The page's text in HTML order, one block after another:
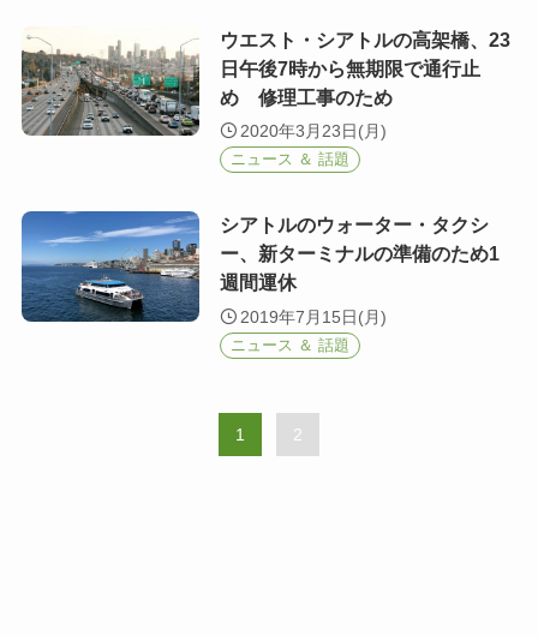
ウエスト・シアトルの高架橋、23
日午後7時から無期限で通行止
め 修理工事のため
2020年3月23日(月)
ニュース ＆ 話題
シアトルのウォーター・タクシ
ー、新ターミナルの準備のため1
週間運休
2019年7月15日(月)
ニュース ＆ 話題
1 2